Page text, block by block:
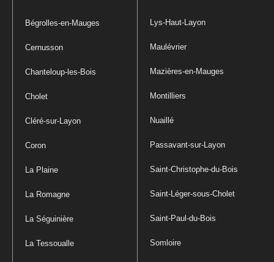
Bégrolles-en-Mauges
Cernusson
Chanteloup-les-Bois
Cholet
Cléré-sur-Layon
Coron
La Plaine
La Romagne
La Séguinière
La Tessoualle
Lys-Haut-Layon
Maulévrier
Mazières-en-Mauges
Montilliers
Nuaillé
Passavant-sur-Layon
Saint-Christophe-du-Bois
Saint-Léger-sous-Cholet
Saint-Paul-du-Bois
Somloire